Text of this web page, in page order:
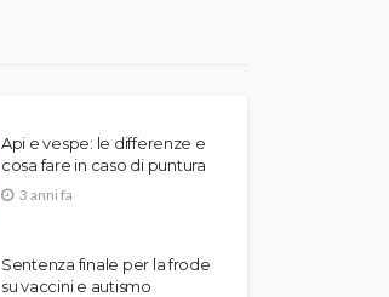
Api e vespe: le differenze e
cosa fare in caso di puntura
3 anni fa
Sentenza finale per la frode
su vaccini e autismo